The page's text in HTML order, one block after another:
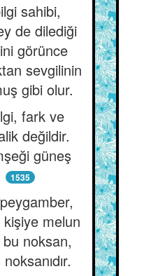
sahibi,
de dilediği
görünce
sevgilinin
gibi olur.
fark ve
değildir.
güneş
1535
kişiye melun
noksan,